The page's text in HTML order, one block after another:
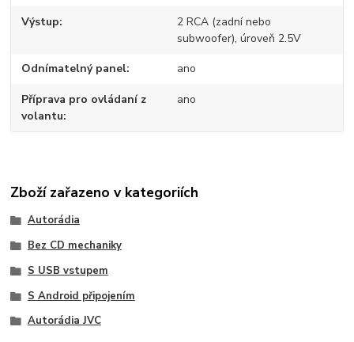
Výstup
2 RCA (zadní nebo
subwoofer), úroveň 2.5V
Odnímatelný panel ano
Příprava pro ovládaní z
volantu
ano
Zboží zařazeno v kategoriích
Autorádia
Bez CD mechaniky
S USB vstupem
S Android připojením
Autorádia JVC